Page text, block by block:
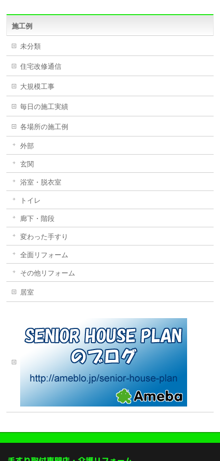
施工例
未分類
住宅改修通信
大規模工事
毎日の施工実績
各場所の施工例
外部
玄関
浴室・脱衣室
トイレ
廊下・階段
変わった手すり
全面リフォーム
その他リフォーム
居室